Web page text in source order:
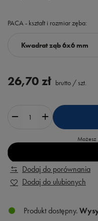
PACA - kształt i rozmiar zęba
Kwadrat ząb 6x6 mm
26,70 zł brutto / szt.
Dodaj do porównania
Dodaj do ulubionych
Produkt dostępny